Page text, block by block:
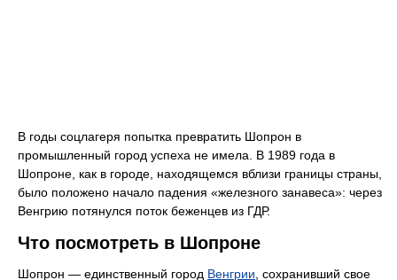
В годы соцлагеря попытка превратить Шопрон в
промышленный город успеха не имела. В 1989 года в
Шопроне, как в городе, находящемся вблизи границы страны,
было положено начало падения «железного занавеса»: через
Венгрию потянулся поток беженцев из ГДР.
Что посмотреть в Шопроне
Шопрон — единственный город Венгрии , сохранивший свое